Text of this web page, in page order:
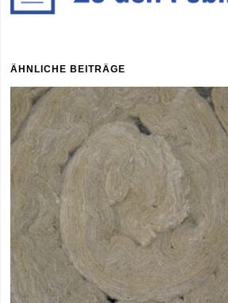
ÄHNLICHE BEITRÄGE